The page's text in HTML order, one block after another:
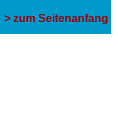
> zum Seitenanfang